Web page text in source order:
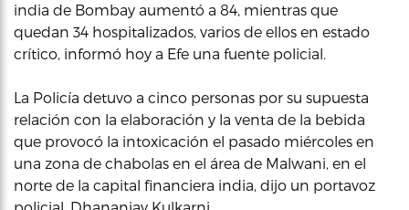
india de Bombay aumentó a 84, mientras que
quedan 34 hospitalizados, varios de ellos en estado
crítico, informó hoy a Efe una fuente policial.
La Policía detuvo a cinco personas por su supuesta
relación con la elaboración y la venta de la bebida
que provocó la intoxicación el pasado miércoles en
una zona de chabolas en el área de Malwani, en el
norte de la capital financiera india, dijo un portavoz